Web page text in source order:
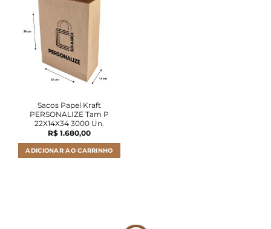
Sacos Papel Kraft
PERSONALIZE Tam P
22X14X34 3000 Un.
R$ 1.680,00
ADICIONAR AO CARRINHO